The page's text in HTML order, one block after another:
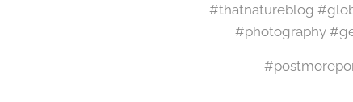
#thatnatureblog
#photography